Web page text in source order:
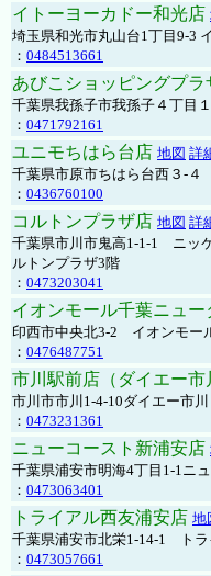
イトーヨーカドー和光店
埼玉県和光市丸山台1丁目9-3
： 0484513661
あびこショッピングプラ
千葉県我孫子市我孫子４丁目
： 0471792161
ユニモちはら台店 地図 詳
千葉県市原市ちはら台西３-４
： 0436760100
コルトンプラザ店 地図 詳
千葉県市川市鬼高1-1-1 ニッ
ルトンプラザ3階
： 0473203041
イオンモール千葉ニュー
印西市中央北3-2 イオンモー
： 0476487751
市川駅前店（ダイエー市
市川市市川1-4-10ダイエー市
： 0473231361
ニューコースト新浦安店
千葉県浦安市明海4丁目1-1ニ
： 0473063401
トライアル西友浦安店 地
千葉県浦安市北栄1-14-1 トラ
： 0473057661